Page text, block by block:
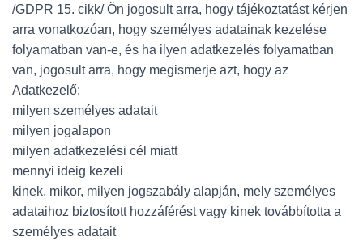
/GDPR 15. cikk/ Ön jogosult arra, hogy tájékoztatást kérjen
arra vonatkozóan, hogy személyes adatainak kezelése
folyamatban van-e, és ha ilyen adatkezelés folyamatban
van, jogosult arra, hogy megismerje azt, hogy az
Adatkezelő:
milyen személyes adatait
milyen jogalapon
milyen adatkezelési cél miatt
mennyi ideig kezeli
kinek, mikor, milyen jogszabály alapján, mely személyes
adataihoz biztosított hozzáférést vagy kinek továbbította a
személyes adatait